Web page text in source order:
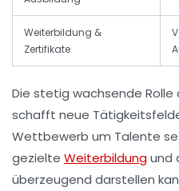
Weiterbildung &
Zertifikate
Die stetig wachsende Rolle
schafft neue
Wettbewerb um Talente
gezielte Weiterbildungund
überzeugend darstellen